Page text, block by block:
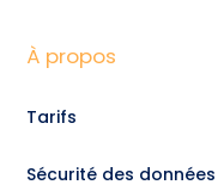
À propos
Tarifs
Sécurité des données